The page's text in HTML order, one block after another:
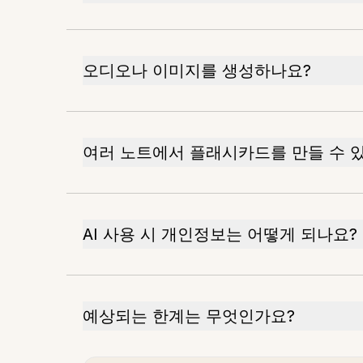
오디오나 이미지를 생성하나요?
여러 노트에서 플래시카드를 만들 수
AI 사용 시 개인정보는 어떻게 되나요?
예상되는 한계는 무엇인가요?